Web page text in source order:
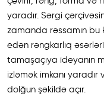
yaradır. Sərgi
zamanda rəssamın bu
edən rəngkarlıq
tamaşaçıya ideyanın
izləmək imkanı
dolğun şəkildə açır.